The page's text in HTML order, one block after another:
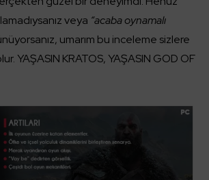
veya “acaba oynamalı
umarım bu inceleme sizlere
YAŞASIN KRATOS, YAŞASIN GOD OF